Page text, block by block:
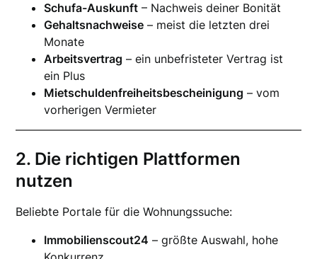
Schufa-Auskunft – Nachweis deiner Bonität
Gehaltsnachweise – meist die letzten drei
Monate
Arbeitsvertrag – ein unbefristeter Vertrag ist
ein Plus
Mietschuldenfreiheitsbescheinigung – vom
vorherigen Vermieter
2. Die richtigen Plattformen
nutzen
Beliebte Portale für die Wohnungssuche:
Immobilienscout24 – größte Auswahl, hohe